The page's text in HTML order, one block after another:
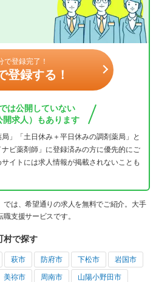
で登録完了！
登録する！
は公開していない
開求人）もあります
」「土日休み＋平日休みの調剤薬局」と
ビ薬剤師」に登録済みの方に優先的にご
イトには求人情報が掲載されないことも
は、希望通りの求人を無料でご紹介。大手
支援サービスです。
村で探す
萩市 防府市 下松市 岩国市
美祢市 周南市 山陽小野田市